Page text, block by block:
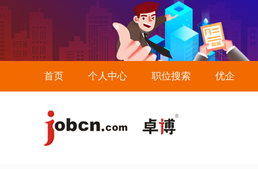
首页 个人中心 职位搜索 优企